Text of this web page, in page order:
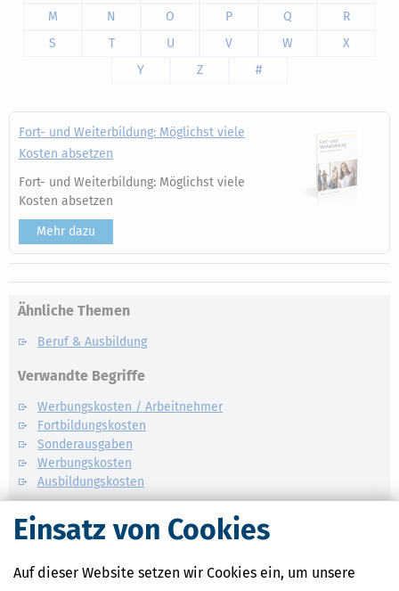
Einsatz von Cookies
Auf dieser Website setzen wir Cookies ein, um unsere
M
N O P Q
R
S
T U V W
X
Y
Z #
Fort- und Weiterbildung: Möglichst viele
Kosten absetzen
Fort- und Weiterbildung: Möglichst viele
Kosten absetzen
Mehr dazu
Ähnliche Themen
Beruf & Ausbildung
Verwandte Begriffe
Werbungskosten / Arbeitnehmer
Fortbildungskosten
Sonderausgaben
Werbungskosten
Ausbildungskosten